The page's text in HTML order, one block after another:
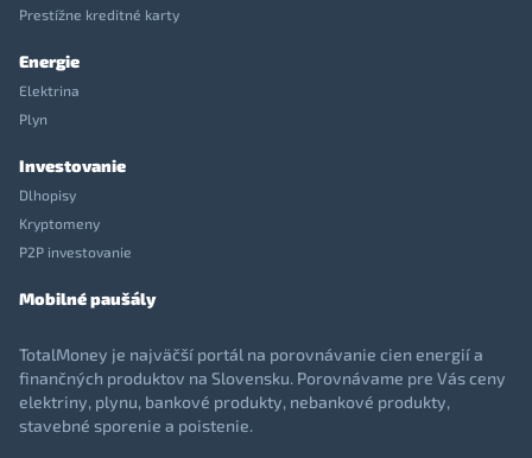
Prestížne kreditné karty
Energie
Elektrina
Plyn
Investovanie
Dlhopisy
Kryptomeny
P2P investovanie
Mobilné paušály
TotalMoney je najväčší portál na porovnávanie cien energií a
finančných produktov na Slovensku. Porovnávame pre Vás ceny
elektriny, plynu, bankové produkty, nebankové produkty,
stavebné sporenie a poistenie.